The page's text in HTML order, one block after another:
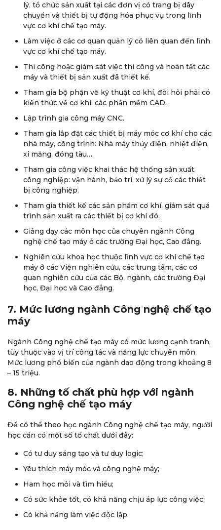
lý, tổ chức sản xuất tại các đơn vị có trang bị dây
chuyền và thiết bị tự động hóa phục vụ trong lĩnh
vực cơ khí chế tạo máy.
Làm việc ở các cơ quan quản lý có liên quan đến lĩnh
vực cơ khí chế tạo máy.
Thi công hoặc giám sát việc thi công và hoàn tất các
máy và thiết bị sản xuất đã thiết kế.
Tham gia bộ phận vẽ kỹ thuật cơ khí, đòi hỏi phải có
kiến thức về cơ khí, các phần mềm CAD.
Lập trình gia công máy CNC.
Tham gia lắp đặt các thiết bị máy móc cơ khí cho các
nhà máy, công trình: Nhà máy thủy điện, nhiệt điện,
xi măng, đóng tàu…
Tham gia công việc khai thác hệ thống sản xuất
công nghiệp: vận hành, bảo trì, xử lý sự cố các thiết
bị công nghiệp.
Tham gia thiết kế các sản phẩm cơ khí, giám sát quá
trình sản xuất ra các thiết bị cơ khí đó.
Giảng dạy các môn học của chuyên ngành Công
nghệ chế tạo máy ở các trường Đại học, Cao đẳng.
Nghiên cứu khoa học thuộc lĩnh vực cơ khí chế tạo
máy ở các Viện nghiên cứu, các trung tâm, các cơ
quan nghiên cứu của các Bộ, ngành, các trường Đại
học, Đại học và Cao đẳng.
7. Mức lương ngành Công nghệ chế tạo
máy
Ngành Công nghệ chế tạo máy có mức lương cạnh tranh,
tùy thuộc vào vị trí công tác và năng lực chuyên môn.
Mức lương phổ biến của ngành dao động trong khoảng 8
– 15 triệu.
8. Những tố chất phù hợp với ngành
Công nghệ chế tạo máy
Để có thể theo học ngành Công nghệ chế tạo máy, người
học cần có một số tố chất dưới đây:
Có tư duy sáng tạo và tư duy logic;
Yêu thích máy móc và công nghệ máy;
Ham học mỏi và tìm hiểu;
Có sức khỏe tốt, có khả năng chịu áp lực công việc;
Có khả năng làm việc độc lập.